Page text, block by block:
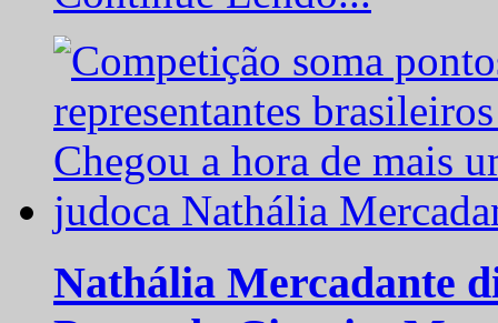
Nathália Mercadante